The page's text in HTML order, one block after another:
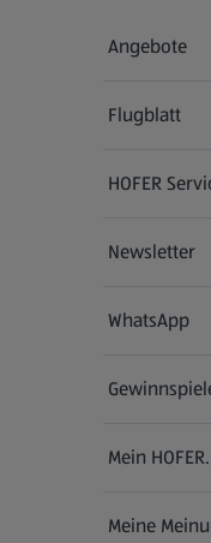
Angebote
Flugblatt
HOFER
Newsletter
WhatsApp
Mein
Meine